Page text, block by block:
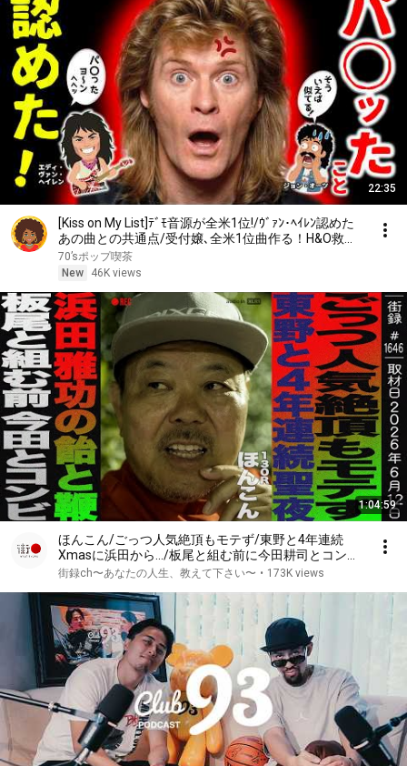
22:35
[Kiss on My List]ﾃﾞﾓ音源が全米1位!/ｳﾞｧﾝ･ﾍｲﾚﾝ認めた
あの曲との共通点/受付嬢､全米1位曲作る！H&O救っ
たｱﾙﾊﾞﾑ｢Voices｣/天才ｿﾝｸﾞﾗｲﾀｰのｼﾞｬﾝﾅ悲劇
70’sポップ喫茶
New
46K views
1:04:59
ほんこん/ごっつ人気絶頂もモテず/東野と4年連続
Xmasに浜田から…/板尾と組む前に今田耕司とコンビ
で…/
街録ch〜あなたの人生、教えて下さい〜 • 173K views